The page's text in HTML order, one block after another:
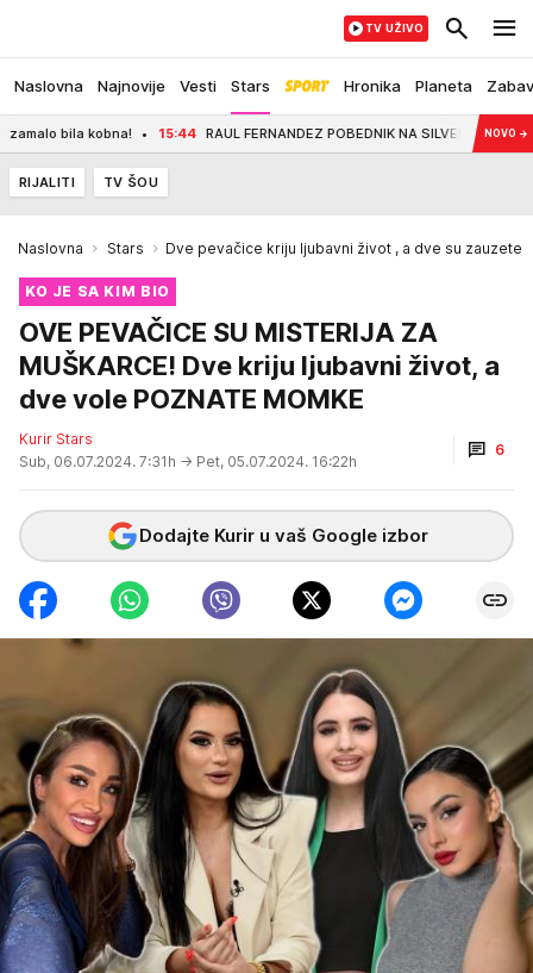
Naslovna Najnovije Vesti Stars Hronika Planeta
TV UŽIVO
15:44 RAUL FERNANDEZ POBEDNIK NA SILVERSTONU: Martin drugi,
NOVO →
RIJALITI TV ŠOU
Naslovna Stars Dve pevačice kriju ljubavni život , a dve su zauzete
KO JE SA KIM BIO
OVE PEVAČICE SU MISTERIJA ZA
MUŠKARCE! Dve kriju ljubavni život, a
dve vole POZNATE MOMKE
Kurir Stars
Sub, 06.07.2024. 7:31h → Pet, 05.07.2024. 16:22h
6
Dodajte Kurir u vaš Google izbor